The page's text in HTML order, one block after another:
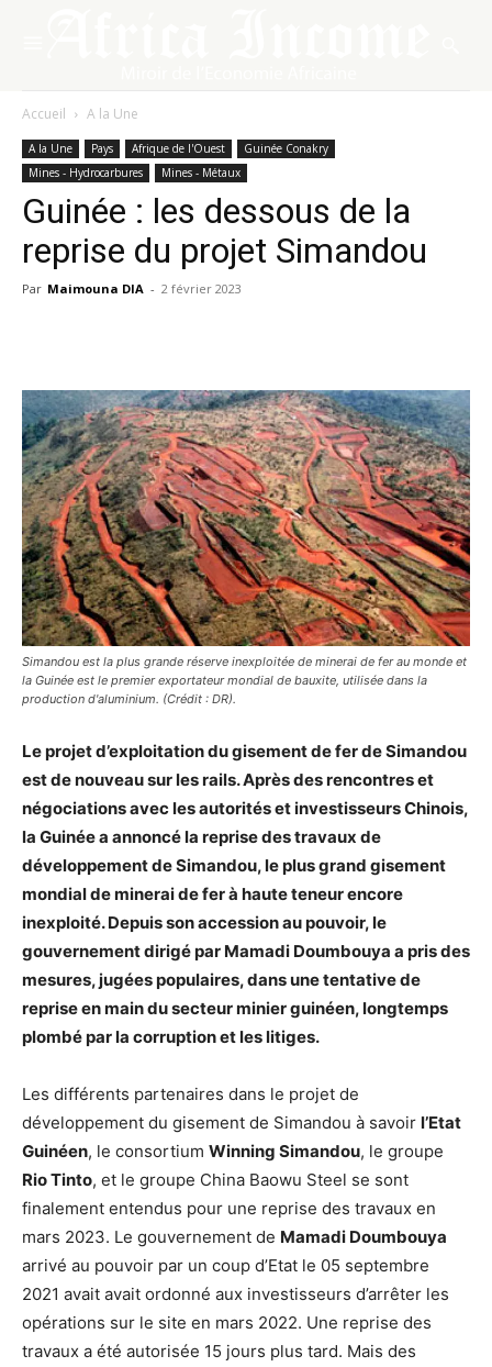
Accueil A la Une
A la Une Pays Afrique de l'Ouest
Guinée Conakry
Mines - Hydrocarbures
Mines - Métaux
Guinée : les dessous de la
reprise du projet Simandou
Par Maimouna DIA - 2 février 2023
Simandou est la plus grande réserve inexploitée de minerai de fer au monde et
la Guinée est le premier exportateur mondial de bauxite, utilisée dans la
production d'aluminium. (Crédit : DR).
Le projet d’exploitation du gisement de fer de Simandou
est de nouveau sur les rails. Après des rencontres et
négociations avec les autorités et investisseurs Chinois,
la Guinée a annoncé la reprise des travaux de
développement de Simandou, le plus grand gisement
mondial de minerai de fer à haute teneur encore
inexploité. Depuis son accession au pouvoir, le
gouvernement dirigé par Mamadi Doumbouya a pris des
mesures, jugées populaires, dans une tentative de
reprise en main du secteur minier guinéen, longtemps
plombé par la corruption et les litiges.
Les différents partenaires dans le projet de
développement du gisement de Simandou à savoir l’Etat
Guinéen, le consortium Winning Simandou, le groupe
Rio Tinto, et le groupe China Baowu Steel se sont
finalement entendus pour une reprise des travaux en
mars 2023. Le gouvernement de Mamadi Doumbouya
arrivé au pouvoir par un coup d’Etat le 05 septembre
2021 avait avait ordonné aux investisseurs d’arrêter les
opérations sur le site en mars 2022. Une reprise des
travaux a été autorisée 15 jours plus tard. Mais des